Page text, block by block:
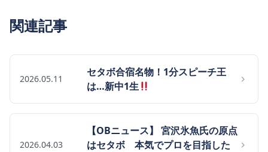
関連記事
2026.05.11
セタボ合宿名物！1分スピーチ王
は…新中1生
2026.04.03
【OBニュース】 宮沢氷魚氏の原点
はセタボ 本気でプロを目指した